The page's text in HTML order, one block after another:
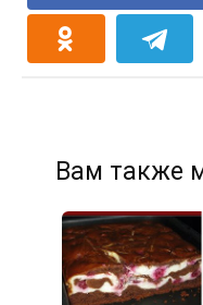
Вам также